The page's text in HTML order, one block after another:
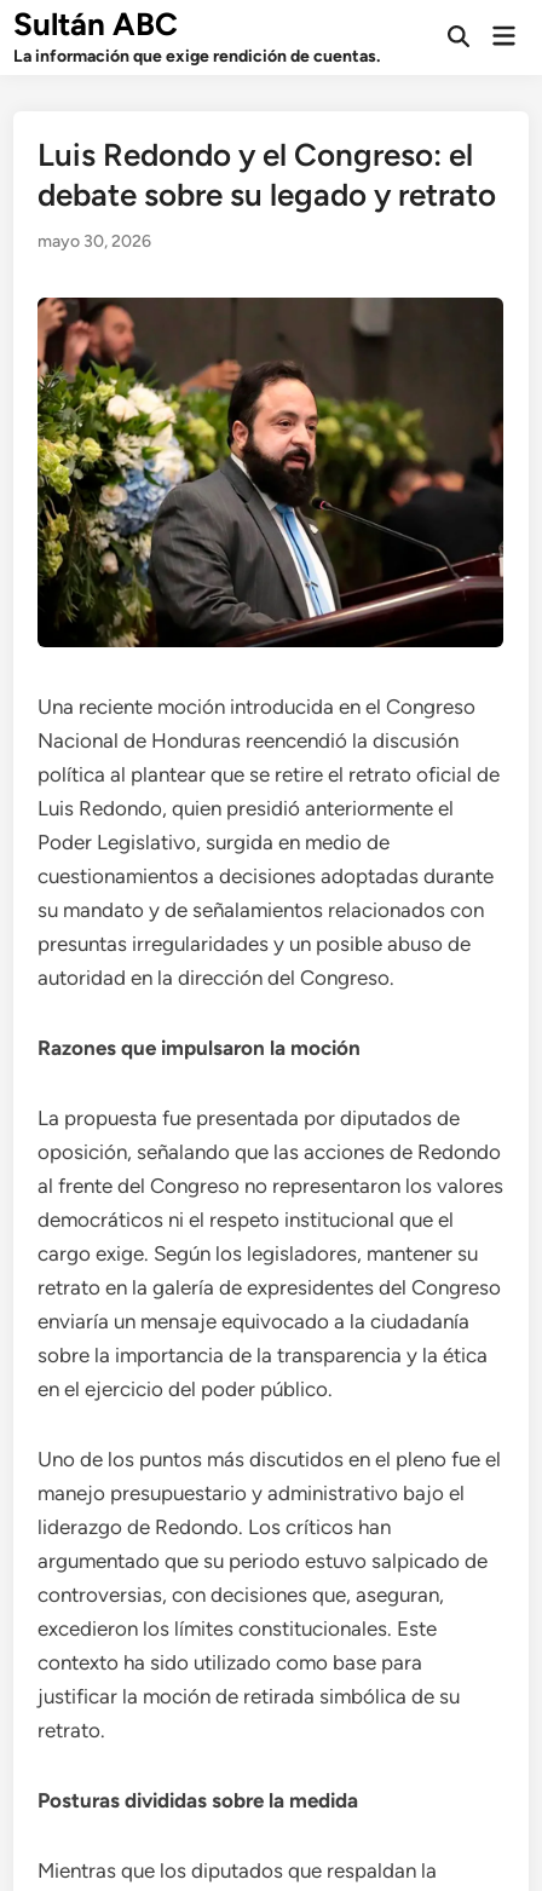
Saltar
contenido
Sultán ABC
La información que exige rendición de cuentas.
Abrir
Luis Redondo y el Congreso: el
debate sobre su legado y retrato
mayo 30, 2026
Una reciente moción introducida en el Congreso
Nacional de Honduras reencendió la discusión
política al plantear que se retire el retrato oficial de
Luis Redondo, quien presidió anteriormente el
Poder Legislativo, surgida en medio de
cuestionamientos a decisiones adoptadas durante
su mandato y de señalamientos relacionados con
presuntas irregularidades y un posible abuso de
autoridad en la dirección del Congreso.
Razones que impulsaron la moción
La propuesta fue presentada por diputados de
oposición, señalando que las acciones de Redondo
al frente del Congreso no representaron los valores
democráticos ni el respeto institucional que el
cargo exige. Según los legisladores, mantener su
retrato en la galería de expresidentes del Congreso
enviaría un mensaje equivocado a la ciudadanía
sobre la importancia de la transparencia y la ética
en el ejercicio del poder público.
Uno de los puntos más discutidos en el pleno fue el
manejo presupuestario y administrativo bajo el
liderazgo de Redondo. Los críticos han
argumentado que su periodo estuvo salpicado de
controversias, con decisiones que, aseguran,
excedieron los límites constitucionales. Este
contexto ha sido utilizado como base para
justificar la moción de retirada simbólica de su
retrato.
Posturas divididas sobre la medida
Mientras que los diputados que respaldan la